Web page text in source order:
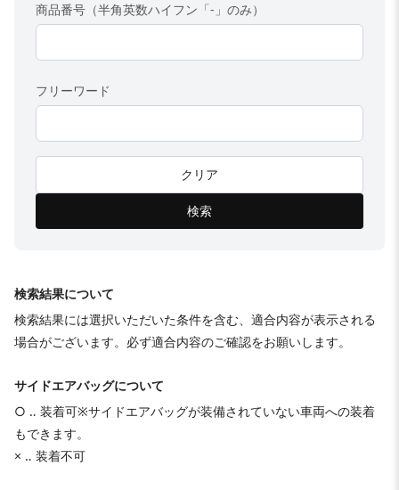
商品番号（半角英数ハイフン「-」のみ）
フリーワード
クリア
検索
検索結果について
検索結果には選択いただいた条件を含む、適合内容が表示される
場合がございます。必ず適合内容のご確認をお願いします。
サイドエアバッグについて
○ ‥ 装着可※サイドエアバッグが装備されていない車両への装着
もできます。
× ‥ 装着不可